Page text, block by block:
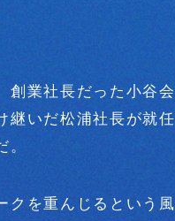
創業社長だった小谷
継いだ松浦社長が就
。
クを重んじるという